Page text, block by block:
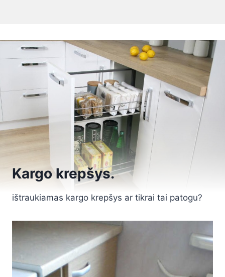
Kargo krepšys.
ištraukiamas kargo krepšys ar tikrai tai patogu?